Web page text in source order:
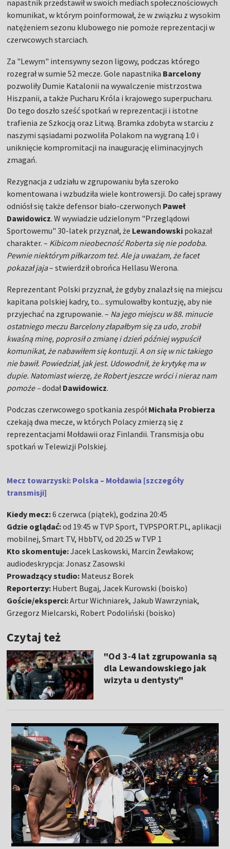
napastnik przedstawił w swoich mediach społecznościowych
komunikat, w którym poinformował, że w związku z wysokim
natężeniem sezonu klubowego nie pomoże reprezentacji w
czerwcowych starciach.
Za "Lewym" intensywny sezon ligowy, podczas którego
rozegrał w sumie 52 mecze. Gole napastnika Barcelony
pozwoliły Dumie Katalonii na wywalczenie mistrzostwa
Hiszpanii, a także Pucharu Króla i krajowego superpucharu.
Do tego doszło sześć spotkań w reprezentacji i istotne
trafienia ze Szkocją oraz Litwą. Bramka zdobyta w starciu z
naszymi sąsiadami pozwoliła Polakom na wygraną 1:0 i
uniknięcie kompromitacji na inaugurację eliminacyjnych
zmagań.
Rezygnacja z udziału w zgrupowaniu była szeroko
komentowana i wzbudziła wiele kontrowersji. Do całej sprawy
odniósł się także defensor biało-czerwonych Paweł
Dawidowicz. W wywiadzie udzielonym "Przeglądowi
Sportowemu" 30-latek przyznał, że Lewandowski pokazał
charakter. – Kibicom nieobecność Roberta się nie podoba.
Pewnie niektórym piłkarzom też. Ale ja uważam, że facet
pokazał jaja– stwierdził obrońca Hellasu Werona.
Reprezentant Polski przyznał, że gdyby znalazł się na miejscu
kapitana polskiej kadry, to... symulowałby kontuzję, aby nie
przyjechać na zgrupowanie. – Na jego miejscu w 88. minucie
ostatniego meczu Barcelony złapałbym się za udo, zrobił
kwaśną minę, poprosił o zmianę i dzień później wypuścił
komunikat, że nabawiłem się kontuzji. A on się w nic takiego
nie bawił. Powiedział, jak jest. Udowodnił, że krytykę ma w
dupie. Natomiast wierzę, że Robert jeszcze wróci i nieraz nam
pomoże –dodałDawidowicz.
Podczas czerwcowego spotkania zespółMichała Probierza
czekają dwa mecze, w których Polacy zmierzą się z
reprezentacjami Mołdawii oraz Finlandii. Transmisja obu
spotkań w Telewizji Polskiej.
Mecz towarzyski: Polska – Mołdawia [szczegóły
transmisji]
Kiedy mecz:6 czerwca (piątek), godzina 20:45
Gdzie oglądać:od 19:45 w TVP Sport, TVPSPORT.PL, aplikacji
mobilnej, Smart TV, HbbTV, od 20:25 w TVP 1
Kto skomentuje:Jacek Laskowski, Marcin Żewłakow;
audiodeskrypcja: Jonasz Zasowski
Prowadzący studio: Mateusz Borek
Reporterzy: Hubert Bugaj, Jacek Kurowski (boisko)
Goście/eksperci:Artur Wichniarek, Jakub Wawrzyniak,
Grzegorz Mielcarski, Robert Podoliński (boisko)
Czytaj też
"Od 3-4 lat zgrupowania są
dla Lewandowskiego jak
wizyta u dentysty"